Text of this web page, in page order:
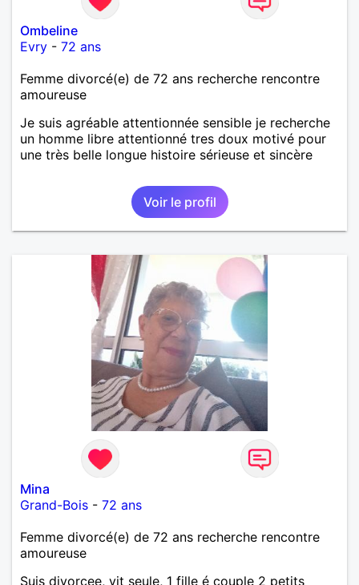
Ombeline
Evry - 72 ans
Femme divorcé(e) de 72 ans recherche rencontre
amoureuse
Je suis agréable attentionnée sensible je recherche
un homme libre attentionné tres doux motivé pour
une très belle longue histoire sérieuse et sincère
Voir le profil
Mina
Grand-Bois - 72 ans
Femme divorcé(e) de 72 ans recherche rencontre
amoureuse
Suis divorcee, vit seule, 1 fille é couple 2 petits